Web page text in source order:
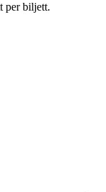
per biljett.